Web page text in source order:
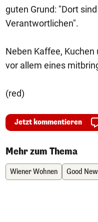
guten Grund: "Dort
Verantwortlichen".
Neben Kaffee,
vor allem eines
(red)
Jetzt kommentieren
Mehr zum Thema
Wiener Wohnen Good